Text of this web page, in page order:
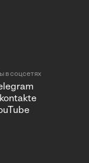
в соцсетях